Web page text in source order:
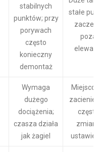
stabilnych
punktów; przy
porywach
często
konieczny
demontaż
stałe
poza
Wymaga
dużego
dociążenia;
czasza działa
jak żagiel
częsta
zmiana